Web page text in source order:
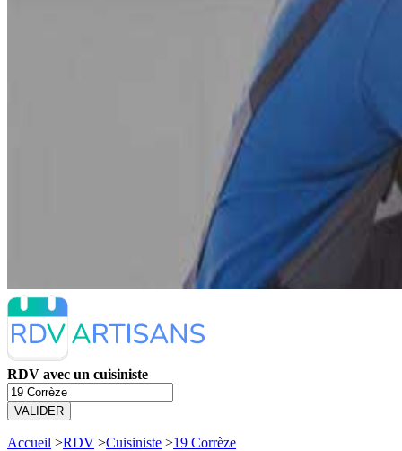
RDV avec un cuisiniste
VALIDER
Accueil >RDV >Cuisiniste >19 Corrèze